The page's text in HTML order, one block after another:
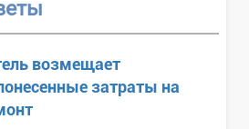
возмещает
затраты на